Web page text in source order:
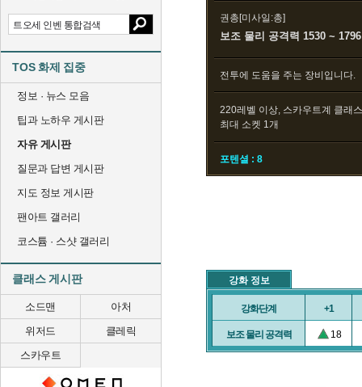
TOS 화제 집중
정보 · 뉴스 모음
팁과 노하우 게시판
자유 게시판
질문과 답변 게시판
지도 정보 게시판
팬아트 갤러리
코스튬 · 스샷 갤러리
클래스 게시판
소드맨
아처
위저드
클레릭
스카우트
권총[미사일:총]
보조 물리 공격력 1530 ~ 1796
전투에 도움을 주는 장비입니다.
220레벨 이상, 스카우트계 클래스
최대 소켓 1개
포텐셜 : 8
강화 정보
강화단계 +1
보조 물리 공격력 18